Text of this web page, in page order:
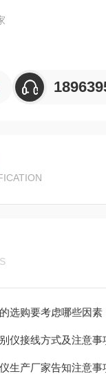
选购要考虑哪些因素
仪接线方式及注意事
生产厂家告知注意事